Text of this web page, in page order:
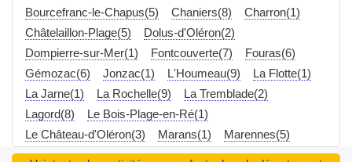
Bourcefranc-le-Chapus(5)
Chaniers(8)
Charron(1)
Châtelaillon-Plage(5)
Dolus-d'Oléron(2)
Dompierre-sur-Mer(1)
Fontcouverte(7)
Fouras(6)
Gémozac(6)
Jonzac(1) L'Houmeau(9)
La Flotte(1)
La Jarne(1)
La Rochelle(9)
La Tremblade(2)
Lagord(8)
Le Bois-Plage-en-Ré(1)
Le Château-d'Oléron(3)
Marans(1)
Marennes(5)
Marennes-Hiers-Brouage(5)
Marsilly(8)